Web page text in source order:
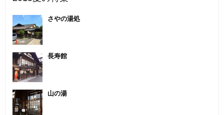
さやの湯処
長寿館
山の湯